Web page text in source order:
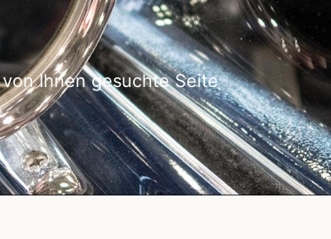
Ihnen gesuchte Seite